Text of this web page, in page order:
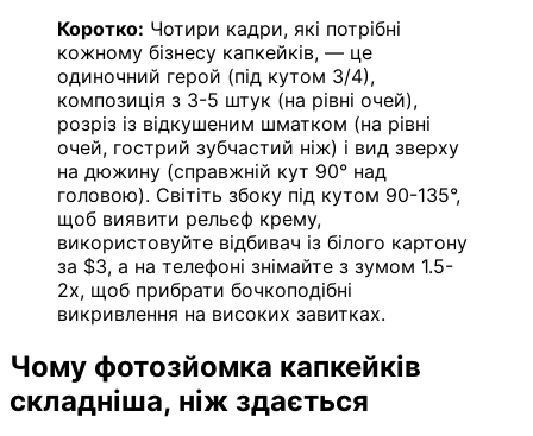
Коротко: Чотири кадри, які потрібні
кожному бізнесу капкейків, — це
одиночний герой (під кутом 3/4),
композиція з 3-5 штук (на рівні очей),
розріз із відкушеним шматком (на рівні
очей, гострий зубчастий ніж) і вид зверху
на дюжину (справжній кут 90° над
головою). Світіть збоку під кутом 90-135°,
щоб виявити рельєф крему,
використовуйте відбивач із білого картону
за $3, а на телефоні знімайте з зумом 1.5-
2x, щоб прибрати бочкоподібні
викривлення на високих завитках.
Чому фотозйомка капкейків
складніша, ніж здається